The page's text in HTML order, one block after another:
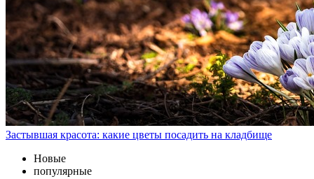
Застывшая красота: какие цветы посадить на кладбище
Новые
популярные